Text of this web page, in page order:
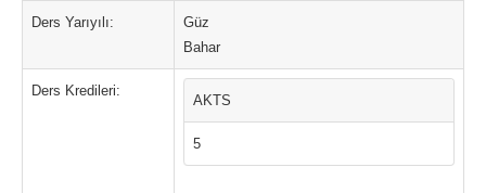
Ders Yarıyılı:
Güz
Bahar
Ders Kredileri:
AKTS
5